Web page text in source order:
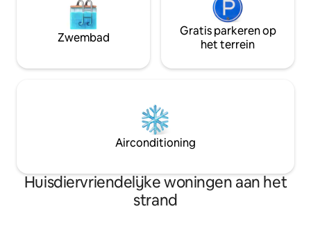
Zwembad
Gratis parkeren op
het terrein
Airconditioning
Huisdiervriendelijke woningen aan het
strand